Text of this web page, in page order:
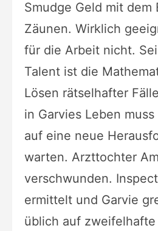
Smudge Geld mit dem
Zäunen. Wirklich
für die Arbeit nicht.
Talent ist die
Lösen rätselhafter
in Garvies Leben
auf eine neue
warten. Arzttochter
verschwunden.
ermittelt und Garvie
üblich auf